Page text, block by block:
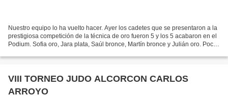
Nuestro equipo lo ha vuelto hacer. Ayer los cadetes que se presentaron a la
prestigiosa competición de la técnica de oro fueron 5 y los 5 acabaron en el
Podium. Sofia oro, Jara plata, Saúl bronce, Martín bronce y Julián oro. Poco
VIII TORNEO JUDO ALCORCON CARLOS
ARROYO